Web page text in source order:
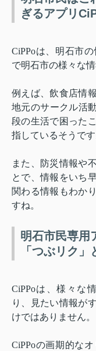
ぎるアプリ
CiPPoは、明石市
で明石市の様々な
例えば、飲食店情
地元のサークル活動
段の生活で困った
指しているそうです
また、防災情報や
とで、情報をいち
関わる情報もわか
すね。
明石市民専用
「つぶリク」
CiPPoは、様々な
り、見たい情報が
けではありません。
CiPPoの画期的な